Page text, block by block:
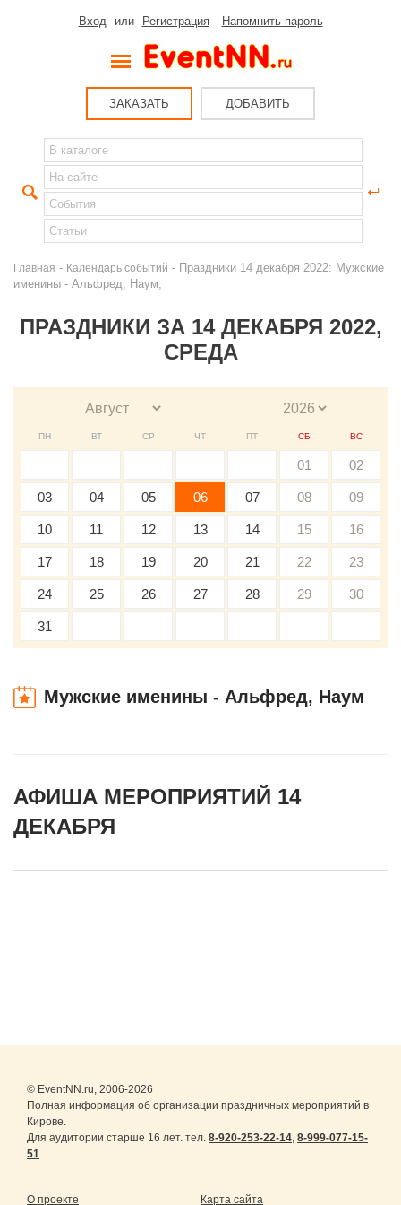
Вход или Регистрация Напомнить пароль
ЗАКАЗАТЬ ДОБАВИТЬ
Главная - Календарь событий - Праздники 14 декабря 2022: Мужские
именины - Альфред, Наум;
ПРАЗДНИКИ ЗА 14 ДЕКАБРЯ 2022,
СРЕДА
ПН ВТ СР ЧТ ПТ СБ ВС
01 02
03 04 05 06 07 08 09
10 11 12 13 14 15 16
17 18 19 20 21 22 23
24 25 26 27 28 29 30
31
Мужские именины - Альфред, Наум
АФИША МЕРОПРИЯТИЙ 14
ДЕКАБРЯ
© EventNN.ru, 2006-2026
Полная информация об организации праздничных мероприятий в
Кирове.
Для аудитории старше 16 лет. тел. 8-920-253-22-14, 8-999-077-15-
51
О проекте Карта сайта